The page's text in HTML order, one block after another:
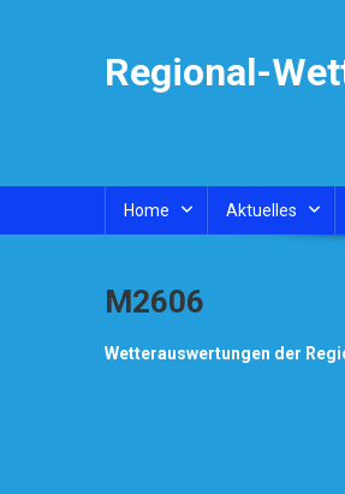
Regional-
Home Aktuelles
M2606
Wetterauswertungen der